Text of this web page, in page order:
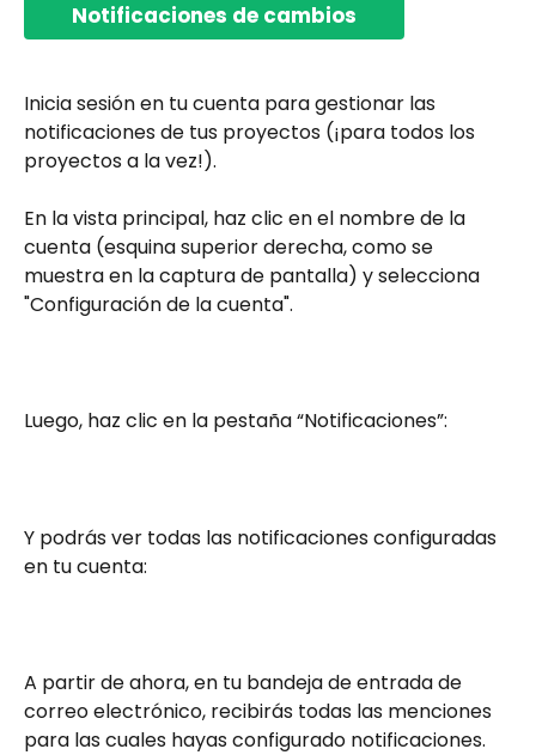
Notificaciones de cambios
Inicia sesión en tu cuenta para gestionar las
notificaciones de tus proyectos (¡para todos los
proyectos a la vez!).
En la vista principal, haz clic en el nombre de la
cuenta (esquina superior derecha, como se
muestra en la captura de pantalla) y selecciona
"Configuración de la cuenta".
Luego, haz clic en la pestaña “Notificaciones”:
Y podrás ver todas las notificaciones configuradas
en tu cuenta:
A partir de ahora, en tu bandeja de entrada de
correo electrónico, recibirás todas las menciones
para las cuales hayas configurado notificaciones.